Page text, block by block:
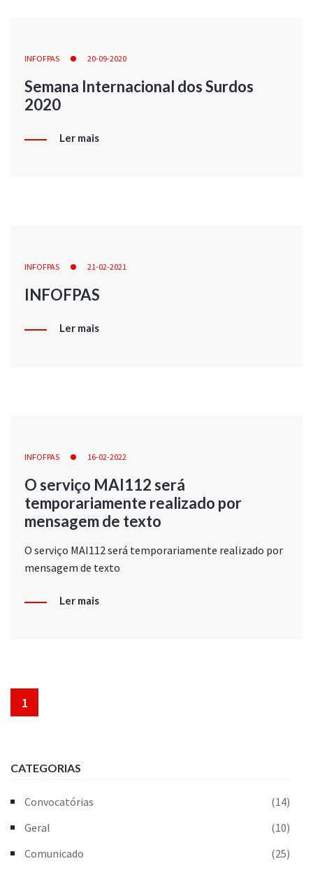
INFOFPAS 20-09-2020
Semana Internacional dos Surdos
2020
Ler mais
INFOFPAS 21-02-2021
INFOFPAS
Ler mais
INFOFPAS 16-02-2022
O serviço MAI112 será
temporariamente realizado por
mensagem de texto
O serviço MAI112 será temporariamente realizado por
mensagem de texto
Ler mais
1
CATEGORIAS
Convocatórias
(14)
Geral
(10)
Comunicado
(25)